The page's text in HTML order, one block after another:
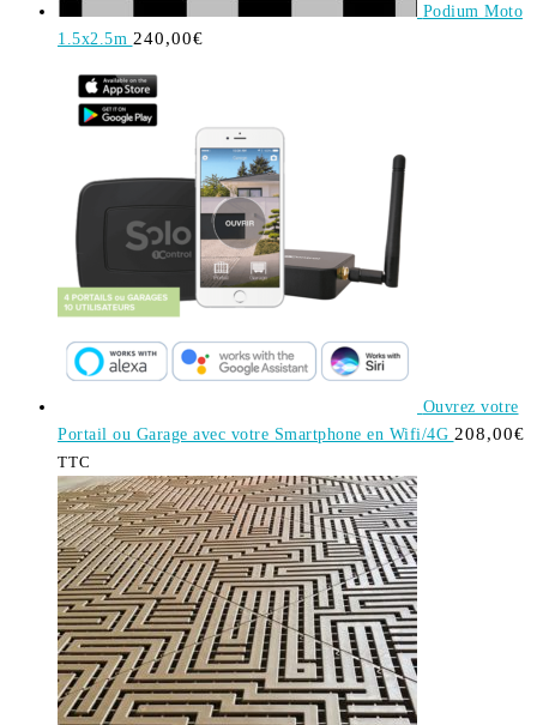
Podium Moto
1.5x2.5m 240,00€
Ouvrez votre
Portail ou Garage avec votre Smartphone en Wifi/4G 208,00€
TTC